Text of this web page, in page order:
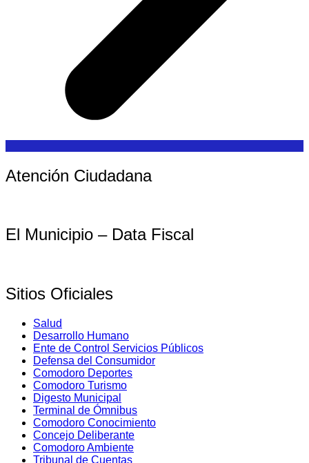
Atención Ciudadana
El Municipio – Data Fiscal
Sitios Oficiales
Salud
Desarrollo Humano
Ente de Control Servicios Públicos
Defensa del Consumidor
Comodoro Deportes
Comodoro Turismo
Digesto Municipal
Terminal de Ómnibus
Comodoro Conocimiento
Concejo Deliberante
Comodoro Ambiente
Tribunal de Cuentas